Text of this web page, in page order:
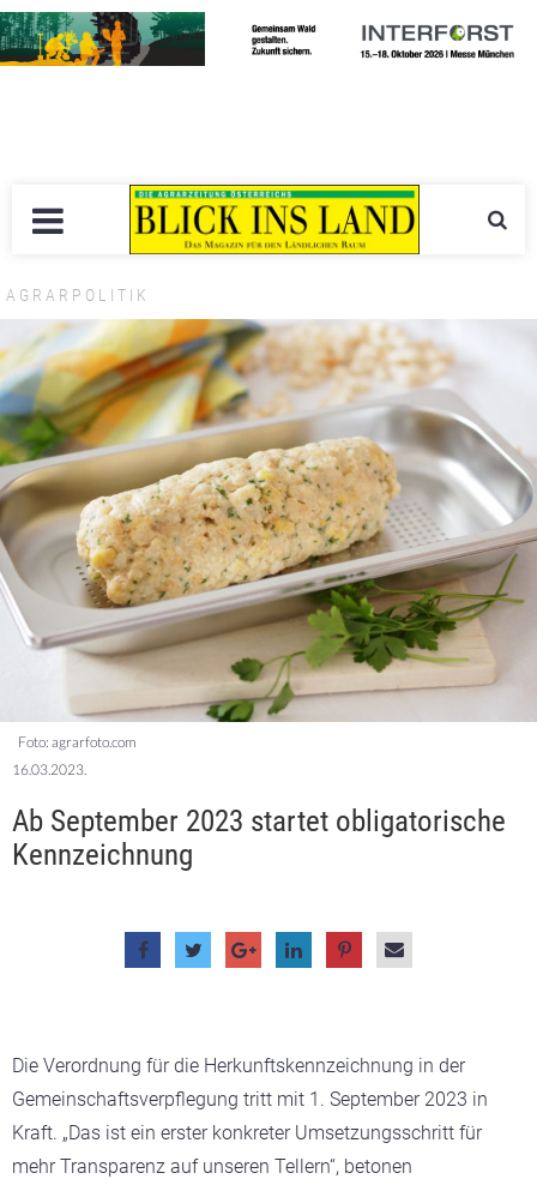
AGRARPOLITIK
Foto: agrarfoto.com
16.03.2023.
Ab September 2023 startet obligatorische
Kennzeichnung
Die Verordnung für die Herkunftskennzeichnung in der
Gemeinschaftsverpflegung tritt mit 1. September 2023 in
Kraft. „Das ist ein erster konkreter Umsetzungsschritt für
mehr Transparenz auf unseren Tellern“, betonen